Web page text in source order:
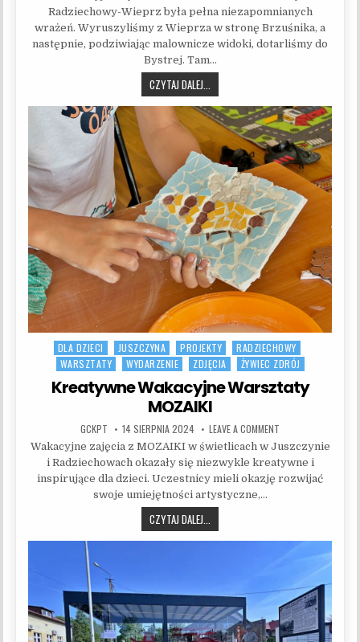
Radziechowy-Wieprz była pełna niezapomnianych
wrażeń. Wyruszyliśmy z Wieprza w stronę Brzuśnika, a
następnie, podziwiając malownicze widoki, dotarliśmy do
Bystrej. Tam…
CZYTAJ DALEJ...
Posted in
DLA DZIECI JUSZCZYNA PROJEKTY
RADZIECHOWY
WARSZTATY
WYDARZENIE ZDJĘCIA ŻYWIEC ZDRÓJ
Kreatywne Wakacyjne Warsztaty
MOZAIKI
AUTHOR:
GCKPT PUBLISHED DATE:
14 SIERPNIA 2024 LEAVE A COMMENT
Wakacyjne zajęcia z MOZAIKI w świetlicach w Juszczynie
i Radziechowach okazały się niezwykle kreatywne i
inspirujące dla dzieci. Uczestnicy mieli okazję rozwijać
swoje umiejętności artystyczne,…
CZYTAJ DALEJ...